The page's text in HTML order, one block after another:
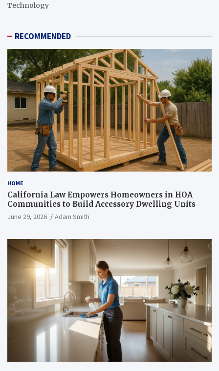
Technology
RECOMMENDED
HOME
California Law Empowers Homeowners in HOA
Communities to Build Accessory Dwelling Units
June 29, 2026 Adam Smith